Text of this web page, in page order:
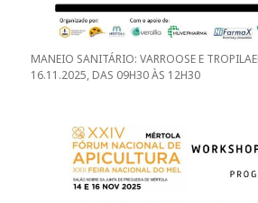
MANEIO SANITÁRIO: VARROOSE E
16.11.2025, DAS 09H30 ÀS 12H30